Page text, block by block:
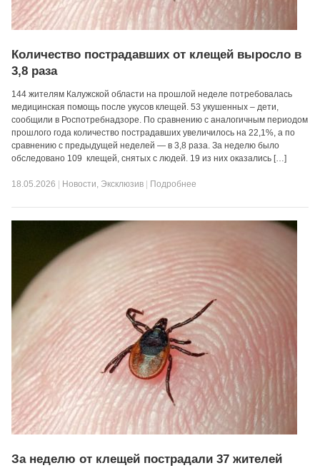
Количество пострадавших от клещей выросло в
3,8 раза
144 жителям Калужской области на прошлой неделе потребовалась
медицинская помощь после укусов клещей. 53 укушенных – дети,
сообщили в Роспотребнадзоре. По сравнению с аналогичным периодом
прошлого года количество пострадавших увеличилось на 22,1%, а по
сравнению с предыдущей неделей — в 3,8 раза. За неделю было
обследовано 109 клещей, снятых с людей. 19 из них оказались […]
18.05.2026 Новости, Эксклюзив Подробнее
За неделю от клещей пострадали 37 жителей